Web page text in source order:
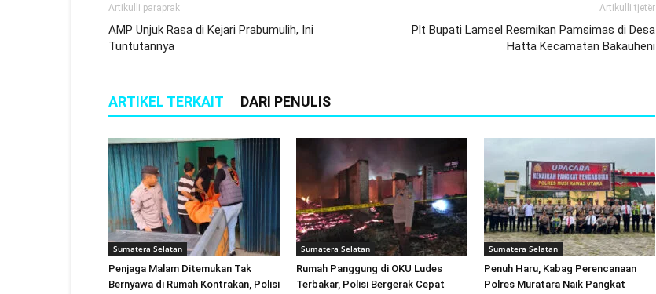
Artikulli paraprak
AMP Unjuk Rasa di Kejari Prabumulih, Ini
Tuntutannya
Artikulli tjetër
Plt Bupati Lamsel Resmikan Pamsimas di Desa
Hatta Kecamatan Bakauheni
ARTIKEL TERKAIT DARI PENULIS
Sumatera Selatan
Penjaga Malam Ditemukan Tak
Bernyawa di Rumah Kontrakan, Polisi
Sumatera Selatan
Rumah Panggung di OKU Ludes
Terbakar, Polisi Bergerak Cepat
Sumatera Selatan
Penuh Haru, Kabag Perencanaan
Polres Muratara Naik Pangkat